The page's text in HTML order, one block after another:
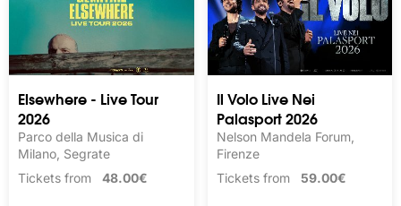
Elsewhere - Live Tour
2026
Parco della Musica di
Milano, Segrate
Tickets from 48.00€
Il Volo Live Nei
Palasport 2026
Nelson Mandela Forum,
Firenze
Tickets from 59.00€